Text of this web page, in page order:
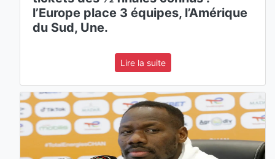
l’Europe place 3 équipes, l’Amérique
du Sud, Une.
Lire la suite